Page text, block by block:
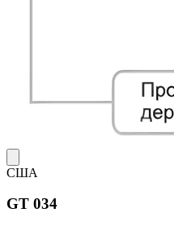
США
GT 034